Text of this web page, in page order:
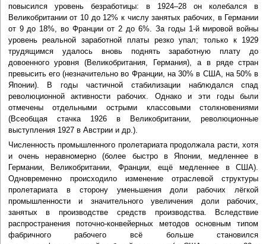
повысился уровень безработицы: в 1924–28 он колебался в
Великобритании от 10 до 12% к числу занятых рабочих, в Германии
от 9 до 18%, во Франции от 2 до 6%. За годы 1-й мировой войны
уровень реальной заработной платы резко упал; только к 1929
трудящимся удалось вновь поднять заработную плату до
довоенного уровня (Великобритания, Германия), а в ряде стран
превысить его (незначительно во Франции, на 30% в США, на 50% в
Японии). В годы частичной стабилизации наблюдался спад
революционной активности рабочих. Однако и эти годы были
отмечены отдельными острыми классовыми столкновениями
(Всеобщая стачка 1926 в Великобритании, революционные
выступления 1927 в Австрии и др.).
Численность промышленного пролетариата продолжала расти, хотя
и очень неравномерно (более быстро в Японии, медленнее в
Германии, Великобритании, Франции, ещё медленнее в США).
Одновременно происходило изменение отраслевой структуры
пролетариата в сторону уменьшения доли рабочих лёгкой
промышленности и значительного увеличения доли рабочих,
занятых в производстве средств производства. Вследствие
распространения поточно-конвейерных методов основным типом
фабричного рабочего всё больше становился